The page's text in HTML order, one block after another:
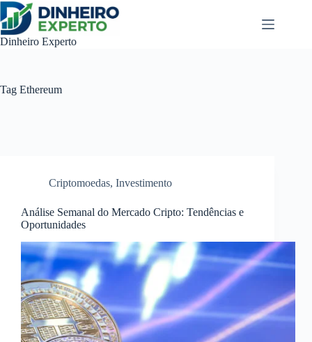
Pular
para
o
conteúdo
Dinheiro Experto
Tag Ethereum
Criptomoedas, Investimento
Análise Semanal do Mercado Cripto: Tendências e
Oportunidades